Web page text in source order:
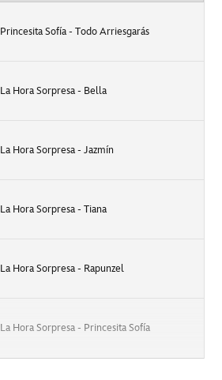
Princesita Sofía - Todo Arriesgarás
La Hora Sorpresa - Bella
La Hora Sorpresa - Jazmín
La Hora Sorpresa - Tiana
La Hora Sorpresa - Rapunzel
La Hora Sorpresa - Princesita Sofía